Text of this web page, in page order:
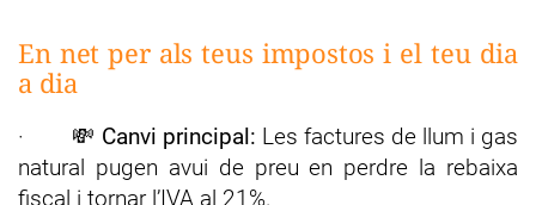
En net per als teus impostos i el teu dia
a dia
· 💸 Canvi principal: Les factures de llum i gas
natural pugen avui de preu en perdre la rebaixa
fiscal i tornar l’IVA al 21%.